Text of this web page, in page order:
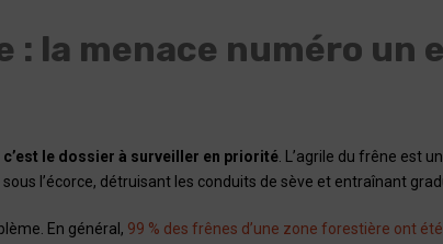
: la menace numéro un
c’est le dossier à surveiller en priorité. L’agrile du frêne est
l’écorce, détruisant les conduits de sève et entraînant
En général, 99 % des frênes d’une zone forestière ont